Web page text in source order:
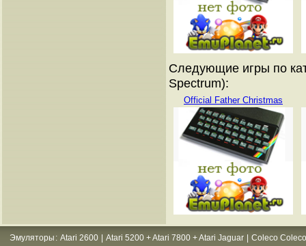
Следующие игры по
Spectrum):
Official Father Christmas
Эмуляторы : Atari 2600 Atari 5200 + Atari 7800 + Atari Jaguar
Coleco